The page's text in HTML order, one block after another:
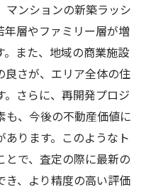
た市場調査の工夫
ローチの利点
けるべき落とし穴と
ぐための対策
スクの回避
めの冷静な分析
ないためのヒント
マンションの新築ラッシ
年層やファミリー層が増
。また、地域の商業施設
良さが、エリア全体の住
さらに、再開発プロジ
も、今後の不動産価値に
ります。このようなト
とで、査定の際に最新の
き、より精度の高い評価